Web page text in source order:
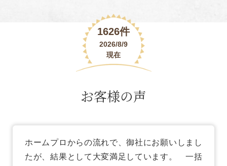
1626件
2026/8/9
現在
お客様の声
ホームプロからの流れで、御社にお願いしまし
たが、結果として大変満足しています。 一括